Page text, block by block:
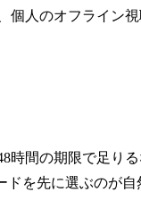
個人のオフライン
時間の期限で足り
ドを先に選ぶのが自